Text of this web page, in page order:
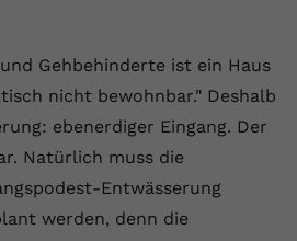
Gehbehinderte ist ein Haus
nicht bewohnbar." Deshalb
ebenerdiger Eingang. Der
Natürlich muss die
Entwässerung
werden, denn die
setzt diesen Cookie, um die
des Benutzers zu
der eingebettete YouTube-
verwendet.